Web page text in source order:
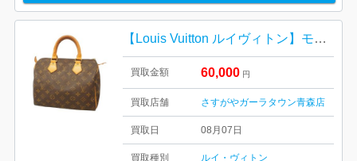
【Louis Vuitton ルイヴィトン】モノグラム・キャンバス・スピーディ30・メンズ・レディース
買取金額 60,000 円
買取店舗 さすがやガーラタウン青森店
買取日 08月07日
買取種別 ルイ・ヴィトン